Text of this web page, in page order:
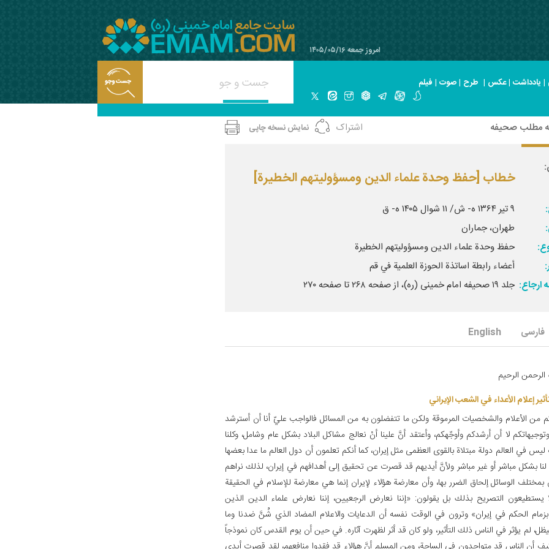
امروز جمعه ۱۴۰۵/۰۵/۱۶
| یادداشت |عکس | طرح |صوت | فیلم
مطلب صحیفه اشتراک نمایش نسخه چاپی
خطاب‏ [حفظ وحدة علماء الدين ومسؤوليتهم الخطيرة]
۹ تير ۱۳۶۴ ه- ش/ ۱۱ شوال ۱۴۰۵ ه- ق‏
طهران، جماران‏
حفظ وحدة علماء الدين ومسؤوليتهم الخطيرة
أعضاء رابطة اساتذة الحوزة العلمية في قم‏
ارجاع: جلد ۱۹ صحیفه امام خمینی (ره)، از صفحه ۲۶۸ تا صفحه ۲۷۰
فارسی English
الرحمن الرحيم‏
إعلام الأعداء في الشعب الإيراني‏
من الأعلام والشخصيات المرموقة ولكن ما تتفضلون به من المسائل فالواجب عليّ أنا أن أسترشد
وتوجيهاتكم لا أن أرشدكم وأوجّهكم، وأعتقد أنَّ علينا أنْ نعالج مشاكل البلاد بشكل عام وشامل، وكلنا
ليس في العالم دولة مبتلاة بالقوى العظمى مثل إيران، كما أنكم تعلمون أن دول العالم ما عدا بعضها
بشكل مباشر أو غير مباشر ولأنَّ أيديهم قد قصرت عن تحقيق إلى أهدافهم في إيران، لذلك نراهم
بمختلف الوسائل إلحاق الضرر بها، وأن معارضة هؤلاء لإيران إنما هي معارضة للإسلام في الحقيقة
يستطيعون التصريح بذلك بل يقولون: «إننا نعارض الرجعيين، إننا نعارض علماء الدين الذين
الحكم في إيران» وترون في الوقت نفسه أن الدعايات والاعلام المضاد الذي شُنَّ ضدنا وما
لم يؤثر في الناس ذلك التأثير، ولو كان قد أثر لظهرت آثاره. في حين أن يوم القدس كان نموذجاً